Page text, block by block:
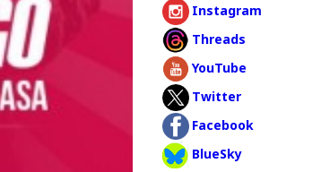
Instagram
Threads
YouTube
Twitter
Facebook
BlueSky